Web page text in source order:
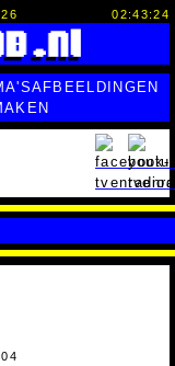
02:43:25
AFBEELDINGEN